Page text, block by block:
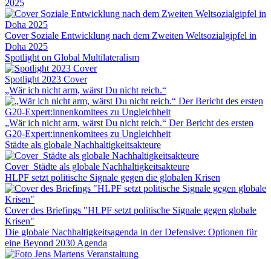
2025
Cover Soziale Entwicklung nach dem Zweiten Weltsozialgipfel in
Doha 2025
Spotlight on Global Multilateralism
Spotlight 2023 Cover
„Wär ich nicht arm, wärst Du nicht reich.“
„Wär ich nicht arm, wärst Du nicht reich.“ Der Bericht des ersten
G20-Expert:innenkomitees zu Ungleichheit
Städte als globale Nachhaltigkeitsakteure
Cover_Städte als globale Nachhaltigkeitsakteure
HLPF setzt politische Signale gegen die globalen Krisen
Cover des Briefings "HLPF setzt politische Signale gegen globale
Krisen"
Die globale Nachhaltigkeitsagenda in der Defensive: Optionen für
eine Beyond 2030 Agenda